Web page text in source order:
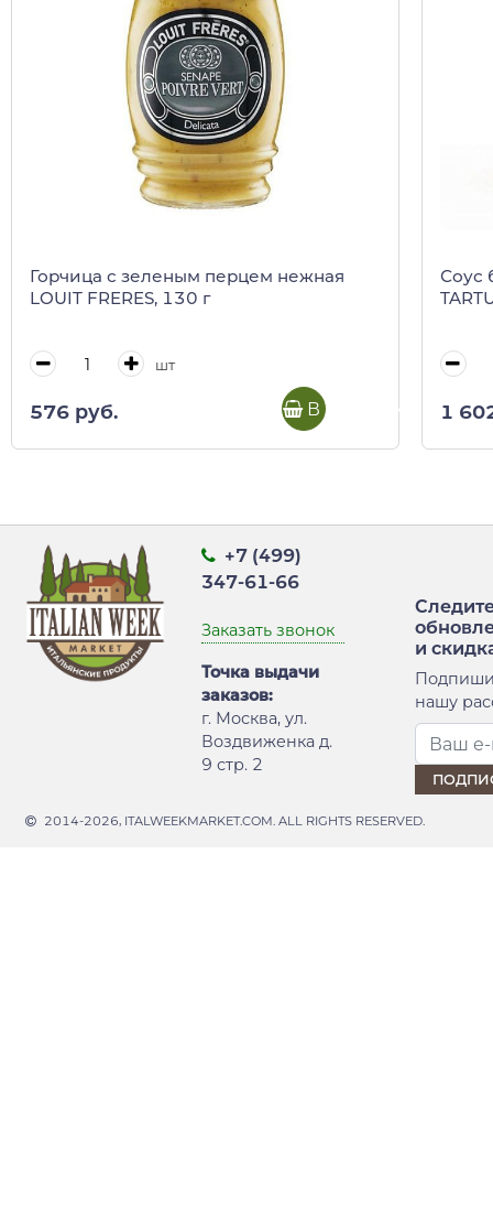
Горчица с зеленым перцем нежная
LOUIT FRERES, 130 г
шт
576 руб. В корзину
Соус
1
+7 (499)
347-61-66
Заказать звонок
Точка выдачи
заказов:
г. Москва, ул.
Воздвиженка д.
9 стр. 2
и
нашу
2014-2026, ITALWEEKMARKET.COM. ALL RIGHTS RESERVED.